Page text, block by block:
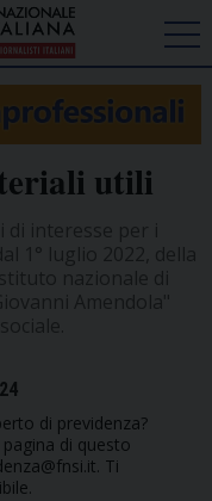
utili
di previdenza?
di questo
Ti